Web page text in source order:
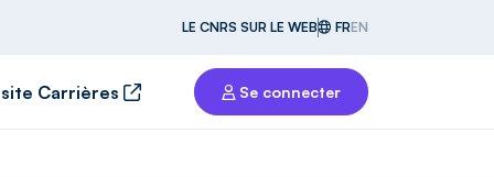
LE CNRS SUR LE WEB FREN
Carrières Se connecter